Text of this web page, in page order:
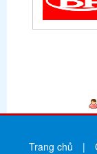
Trang chủ |